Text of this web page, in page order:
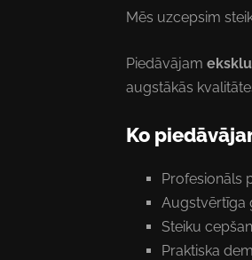
Mēs uzcepsim
Piedāvājam
augstākās
Ko
Profesionāls
Augstvērtīga
Steiku
Praktiska